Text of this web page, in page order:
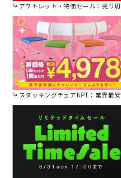
アウトレット・特価セール：売り切れ御免の特別価格！
スタッキングチェアNPT：業界最安値に挑戦！